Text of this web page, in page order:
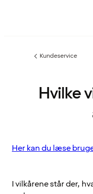
Forrige
Kundeservice
Hvilke
Her kan du læse
I vilkårene står der,